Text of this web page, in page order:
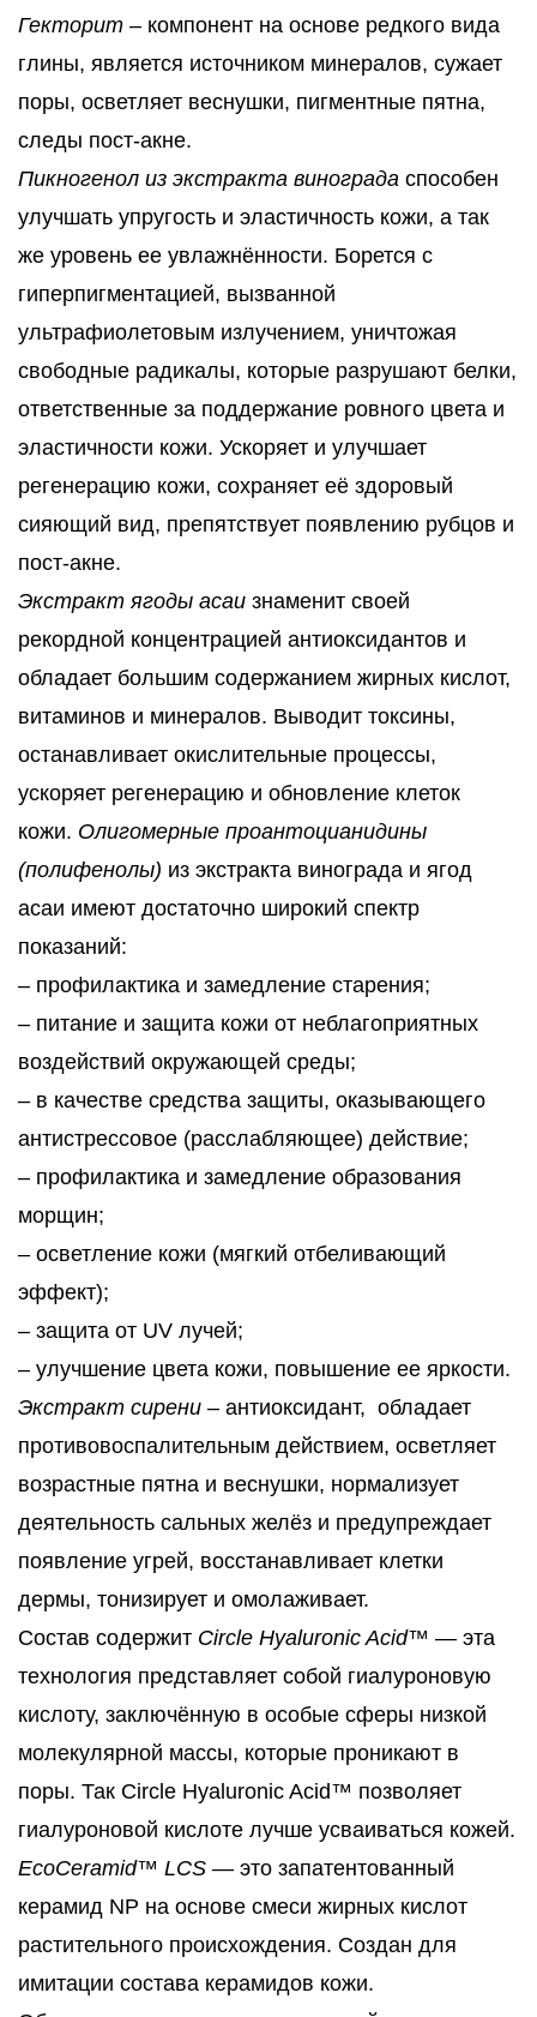
Гекторит – компонент на основе редкого вида
глины, является источником минералов, сужает
поры, осветляет веснушки, пигментные пятна,
следы пост-акне.
Пикногенол из экстракта винограда способен
улучшать упругость и эластичность кожи, а так
же уровень ее увлажнённости. Борется с
гиперпигментацией, вызванной
ультрафиолетовым излучением, уничтожая
свободные радикалы, которые разрушают белки,
ответственные за поддержание ровного цвета и
эластичности кожи. Ускоряет и улучшает
регенерацию кожи, сохраняет её здоровый
сияющий вид, препятствует появлению рубцов и
пост-акне.
Экстракт ягоды асаи знаменит своей
рекордной концентрацией антиоксидантов и
обладает большим содержанием жирных кислот,
витаминов и минералов. Выводит токсины,
останавливает окислительные процессы,
ускоряет регенерацию и обновление клеток
кожи. Олигомерные проантоцианидины
(полифенолы) из экстракта винограда и ягод
асаи имеют достаточно широкий спектр
показаний:
– профилактика и замедление старения;
– питание и защита кожи от неблагоприятных
воздействий окружающей среды;
– в качестве средства защиты, оказывающего
антистрессовое (расслабляющее) действие;
– профилактика и замедление образования
морщин;
– осветление кожи (мягкий отбеливающий
эффект);
– защита от UV лучей;
– улучшение цвета кожи, повышение ее яркости.
Экстракт сирени – антиоксидант, обладает
противовоспалительным действием, осветляет
возрастные пятна и веснушки, нормализует
деятельность сальных желёз и предупреждает
появление угрей, восстанавливает клетки
дермы, тонизирует и омолаживает.
Состав содержит Circle Hyaluronic Acid™ — эта
технология представляет собой гиалуроновую
кислоту, заключённую в особые сферы низкой
молекулярной массы, которые проникают в
поры. Так Circle Hyaluronic Acid™ позволяет
гиалуроновой кислоте лучше усваиваться кожей.
EcoCeramid™ LCS — это запатентованный
керамид NP на основе смеси жирных кислот
растительного происхождения. Создан для
имитации состава керамидов кожи.